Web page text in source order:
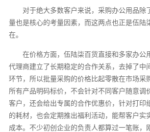
对于绝大多数客户来说，采购办公用品除
量也是核心的考量因素，而这两点也正是伍陆
在。
在价格方面，伍陆柒百货直接和多家办公
代理商建立了长期稳定的合作关系，去掉了中
环节，所以批量采购的价格比起零散在市场采
所有产品明码标价，不会针对不同客户随意调
客户，还会给出专属的合作优惠价，针对打印
的耗材，也会定期推出福利活动，能帮客户实
成本。不少初创企业的负责人都算过一笔账，